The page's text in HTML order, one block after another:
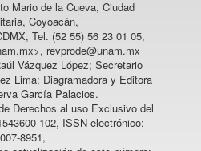
Mario de la Cueva, Ciudad
Coyoacán,
Tel. (52 55) 56 23 01 05,
revprode@unam.mx
Vázquez López; Secretario
Lima; Diagramadora y Editora
García Palacios.
Derechos al uso Exclusivo del
102, ISSN electrónico:
8951,